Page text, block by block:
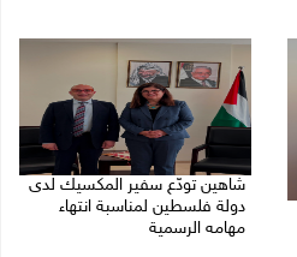
شاهين تودّع سفير المكسيك لدى
دولة فلسطين لمناسبة انتهاء
مهامه الرسمية